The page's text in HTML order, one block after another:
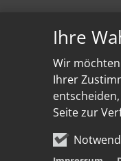
Ihre
Wir
Ihrer
Seite zur